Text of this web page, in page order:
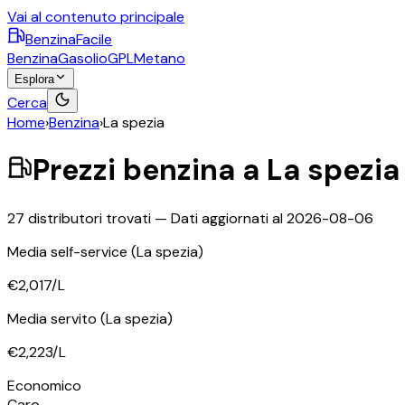
Vai al contenuto principale
BenzinaFacile
BenzinaGasolioGPLMetano
Esplora
Cerca
Home›Benzina›La spezia
Prezzi benzina a La spezia
27 distributori trovati — Dati aggiornati al2026-08-06
Media self-service (La spezia)
€2,017/L
Media servito (La spezia)
€2,223/L
Economico